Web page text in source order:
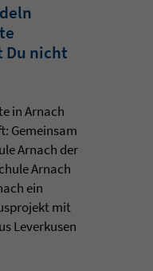
Du nicht
in Arnach
Gemeinsam
Arnach der
Arnach
ein
mit
Leverkusen